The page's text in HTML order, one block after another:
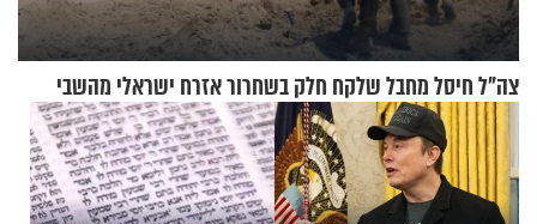
צה"ל חיסל מחבל שלקח חלק בשחרור אזרח ישראלי מהשבי